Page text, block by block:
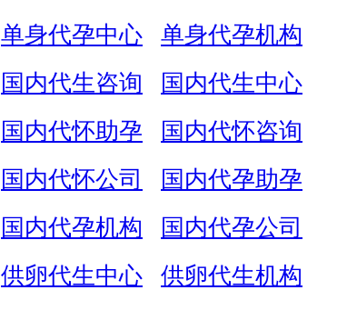
单身代孕中心
单身代孕机构
国内代生咨询
国内代生中心
国内代怀助孕
国内代怀咨询
国内代怀公司
国内代孕助孕
国内代孕机构
国内代孕公司
供卵代生中心
供卵代生机构